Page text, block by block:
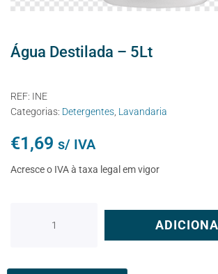
Água Destilada – 5Lt
REF: INE
Categorias: Detergentes Lavandaria
€1,69 s/ IVA
Acresce o IVA à taxa legal em vigor